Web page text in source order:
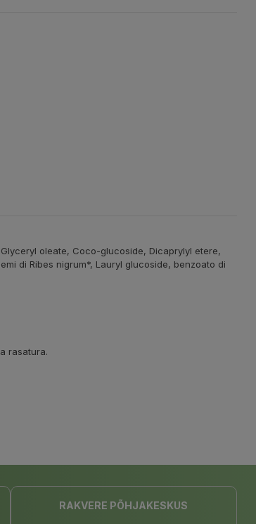
oleate, Coco-glucoside, Dicaprylyl etere,
di Ribes nigrum*, Lauryl glucoside, benzoato di
rasatura.
RAKVERE PÕHJAKESKUS